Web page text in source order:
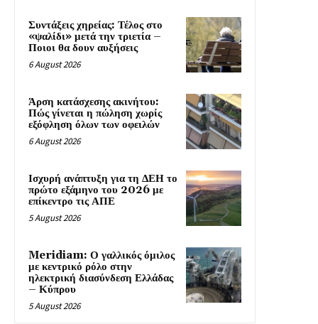
Συντάξεις χηρείας: Τέλος στο
«ψαλίδι» μετά την τριετία –
Ποιοι θα δουν αυξήσεις
6 August 2026
Άρση κατάσχεσης ακινήτου:
Πώς γίνεται η πώληση χωρίς
εξόφληση όλων των οφειλών
6 August 2026
Ισχυρή ανάπτυξη για τη ΔΕΗ το
πρώτο εξάμηνο του 2026 με
επίκεντρο τις ΑΠΕ
5 August 2026
Meridiam: Ο γαλλικός όμιλος
με κεντρικό ρόλο στην
ηλεκτρική διασύνδεση Ελλάδας
– Κύπρου
5 August 2026